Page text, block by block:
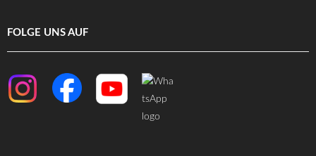
FOLGE UNS AUF